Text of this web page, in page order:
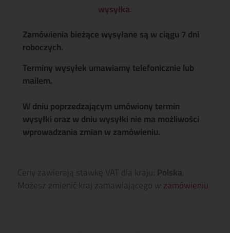
wysyłka:
Zamówienia bieżące wysyłane są w ciągu 7 dni
roboczych.
Terminy wysyłek umawiamy telefonicznie lub
mailem.
W dniu poprzedzającym umówiony termin
wysyłki oraz w dniu wysyłki nie ma możliwości
wprowadzania zmian w zamówieniu.
Ceny zawierają stawkę VAT dla kraju: Polska
Możesz zmienić kraj zamawiającego wzamówieniu